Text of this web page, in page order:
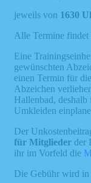
jeweils von 1630
Alle Termine findet
Eine
gewünschten
einen Termin für
Abzeichen
Hallenbad,
Umkleiden
Der
für Mitglieder der
ihr im Vorfeld die
Die Gebühr wird in